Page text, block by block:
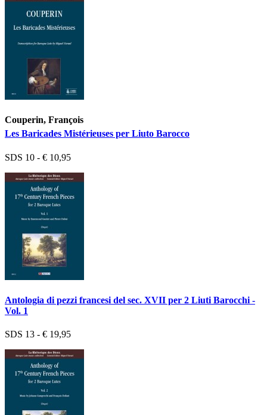
Couperin, François
Les Baricades Mistérieuses per Liuto Barocco
SDS 10 - € 10,95
Antologia di pezzi francesi del sec. XVII per 2 Liuti Barocchi -
Vol. 1
SDS 13 - € 19,95